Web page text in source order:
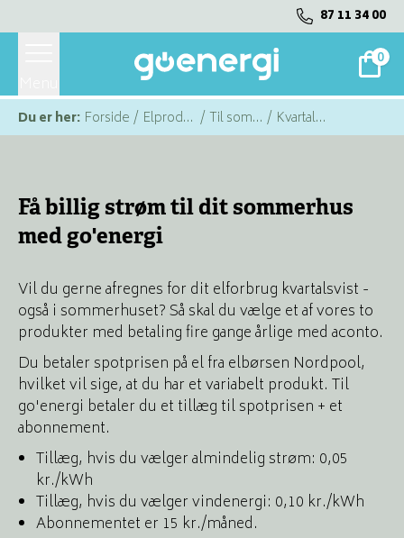
87 11 34 00
0
Du er her: Forside / Elprodukter / Til sommerhuse / Kvartalsafregning
Få billig strøm til dit sommerhus
med go'energi
Vil du gerne afregnes for dit elforbrug kvartalsvist -
også i sommerhuset? Så skal du vælge et af vores to
produkter med betaling fire gange årlige med aconto.
Du betaler spotprisen på el fra elbørsen Nordpool,
hvilket vil sige, at du har et variabelt produkt. Til
go'energi betaler du et tillæg til spotprisen + et
abonnement.
Tillæg, hvis du vælger almindelig strøm: 0,05
kr./kWh
Tillæg, hvis du vælger vindenergi: 0,10 kr./kWh
Abonnementet er 15 kr./måned.